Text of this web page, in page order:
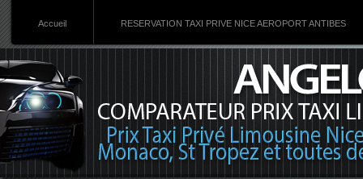
Accueil RESERVATION TAXI PRIVE NICE AEROPORT ANTIBES